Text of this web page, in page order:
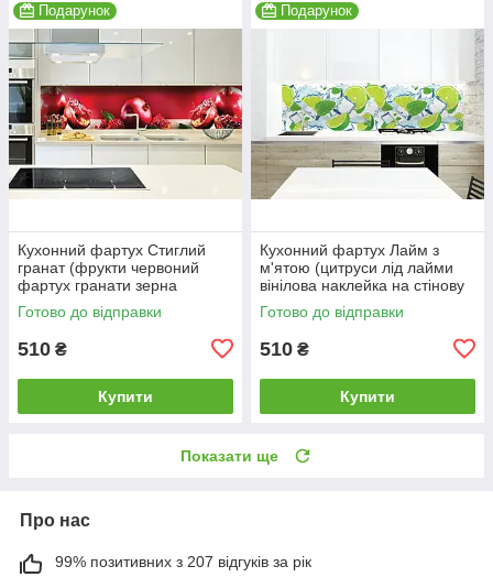
Подарунок
Кухонний фартух Стиглий
гранат (фрукти червоний
фартух гранати зерна
граната плівка для кухні)
600*2000мм
Готово до відправки
510 ₴
Купити
Подарунок
Кухонний фартух Лайм з
м'ятою (цитруси лід лайми
вінілова наклейка на стінову
панель скіналі плівка)
600*2000
Готово до відправки
510 ₴
Купити
Показати ще
Про нас
99% позитивних з 207 відгуків за рік